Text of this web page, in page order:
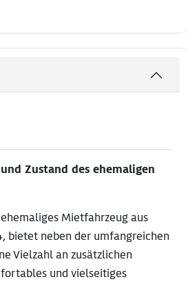
Zustand des ehemaligen
Mietfahrzeug aus
bietet neben der umfangreichen
Vielzahl an zusätzlichen
und vielseitiges